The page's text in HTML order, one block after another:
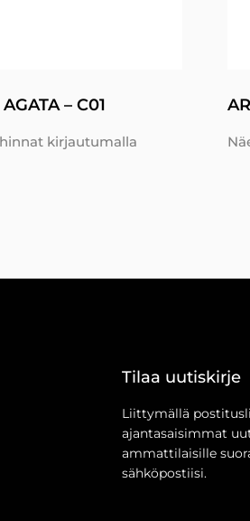
– C01
kirjautumalla
Tilaa uutiskirje
Liittymällä
ajantasaisimmat
ammattilaisille
sähköpostiisi.